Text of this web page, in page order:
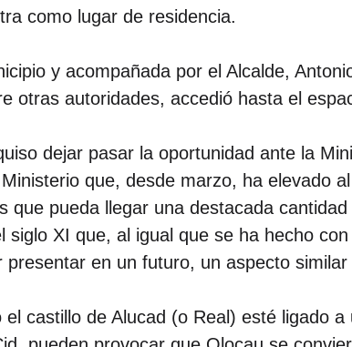
como lugar de residencia.
y acompañada por el Alcalde,
otras autoridades, accedió hasta el
dejar pasar la oportunidad ante la
que, desde marzo, ha elevado
que pueda llegar una destacada
siglo XI que, al igual que se ha hecho
en un futuro, un aspecto
castillo de Alucad (o Real) esté ligado